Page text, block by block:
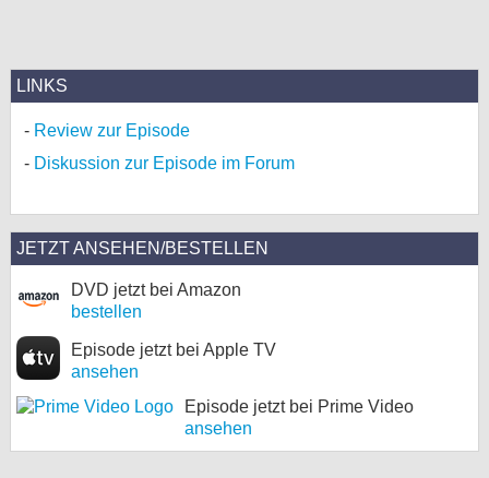
LINKS
Review zur Episode
Diskussion zur Episode im Forum
JETZT ANSEHEN/BESTELLEN
DVD jetzt bei Amazon
bestellen
Episode jetzt bei Apple TV
ansehen
Episode jetzt bei Prime Video
ansehen